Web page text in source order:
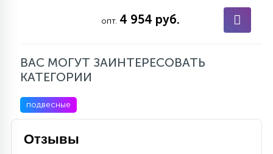
опт. 4 954 руб.
ВАС МОГУТ ЗАИНТЕРЕСОВАТЬ
КАТЕГОРИИ
подвесные
Отзывы